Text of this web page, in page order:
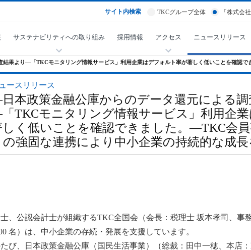
サイト内検索 TKCグループ全体 「株式会
サステナビリティへの取り組み 採用情報 アクセス ニュースリリース
果より―「TKCモニタリング情報サービス」利用企業はデフォルト率が著しく低いことを確認
ースリリース
本政策金融公庫からのデータ還元による調
TKCモニタリング情報サービス」利用企
しく低いことを確認できました。―TKC会員
の強固な連携により中小企業の持続的な成
、公認会計士が組織するTKC全国会（会長：税理士 坂本孝司、事
名）は、中小企業の存続・発展を支援しています。
び、日本政策金融公庫（国民生活事業）（総裁：田中一穂、本店